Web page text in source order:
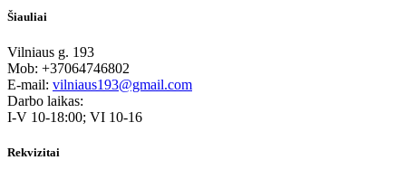
Šiauliai
Vilniaus g. 193
Mob: +37064746802
E-mail: vilniaus193@gmail.com
Darbo laikas:
I-V 10-18:00; VI 10-16
Rekvizitai